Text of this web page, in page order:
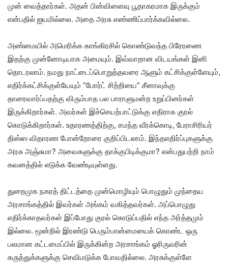
முன் வைத்தார்கள். அதன் பின்விளைவு பூதாகரமாக இருக்கும்
என்பதில் ஐயமில்லை. அதை அரசு எண்ணிப்பார்க்கவில்லை.
அண்மையில் அமெரிக்க காங்கிரசில் கொண்டுவந்த பிரேரணை
இதற்கு முன்னோடியாக அமையும். இவ்வாறான விடயங்கள் இனி
தொடரலாம். நமது நாட்டைப்பொறுத்தவரை ஆளும் கட்சிக்குள்ளேயும்,
எதிர்க்கட்சிக்குள்யேயும் ”போர்ட் சிற்றியை” சீனாவுக்கு
தாரைவார்ப்பதற்கு விரும்பாத பல பாராளுமன்ற உறுப்பினர்கள்
இருக்கிறார்கள். அவர்கள் இச்செயற்பாட்டுக்கு எதிராக குரல்
கொடுக்கிறார்கள். உதாரணத்திற்கு, சமந்த வீரக்கொடி, பேராசிரியர்
திஸ்ஸ விதாரண போன்றோரை குறிப்பிடலாம். இந்தஎதிர்ப்புகளுக்கு
அரசு அஞ்சுமா? அவைகளுக்கு தாக்குபிடிக்குமா? என்பதுபற்றி நாம்
கவனத்தில் எடுக்க வேண்டியுள்ளது.
துறைமுக நகரத் திட்டத்தை முன்மொழியும் பொழுதும் முந்தைய
அரசாங்கத்தில் இவர்கள் அங்கம் வகித்தவர்கள். அப்பொழுது
எதிர்க்காதவர்கள் இப்போது குரல் கொடுப்பதில் எந்த அர்த்தமும்
இல்லை. மூன்றில் இரண்டு பெரும்பான்மையைக் கொண்ட ஒரு
பலமான கட்டமைப்பில் இருக்கின்ற அரசாங்கம் ஓரிருவரின்
கருத்துக்களுக்கு செவிமடுக்க போவதில்லை. அரசுக்குள்ளே